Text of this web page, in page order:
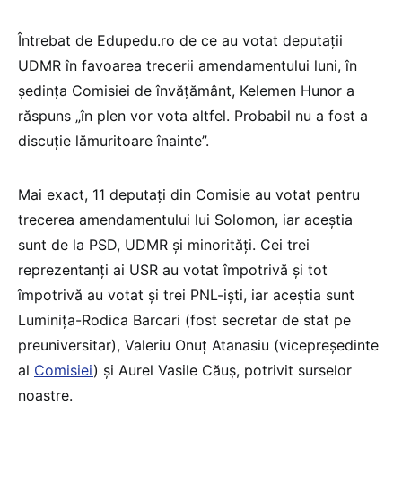
Întrebat de Edupedu.ro de ce au votat deputații
UDMR în favoarea trecerii amendamentului luni, în
ședința Comisiei de învățământ, Kelemen Hunor a
răspuns „în plen vor vota altfel. Probabil nu a fost a
discuție lămuritoare înainte”.
Mai exact, 11 deputați din Comisie au votat pentru
trecerea amendamentului lui Solomon, iar aceștia
sunt de la PSD, UDMR și minorități. Cei trei
reprezentanți ai USR au votat împotrivă și tot
împotrivă au votat și trei PNL-iști, iar aceștia sunt
Luminița-Rodica Barcari (fost secretar de stat pe
preuniversitar), Valeriu Onuț Atanasiu (vicepreședinte
al Comisiei) și Aurel Vasile Căuș, potrivit surselor
noastre.